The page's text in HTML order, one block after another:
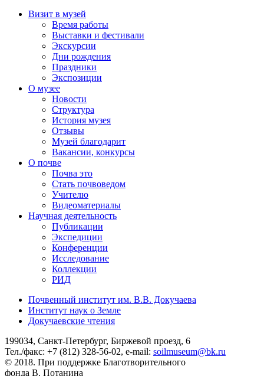
Визит в музей
Время работы
Выставки и фестивали
Экскурсии
Дни рождения
Праздники
Экспозиции
О музее
Новости
Структура
История музея
Отзывы
Музей благодарит
Вакансии, конкурсы
О почве
Почва это
Стать почвоведом
Учителю
Видеоматериалы
Научная деятельность
Публикации
Экспедиции
Конференции
Исследование
Коллекции
РИД
Почвенный институт им. В.В. Докучаева
Институт наук о Земле
Докучаевские чтения
199034, Санкт-Петербург, Биржевой проезд, 6
Тел./факс: +7 (812) 328-56-02, e-mail: soilmuseum@bk.ru
© 2018. При поддержке Благотворительного
фонда В. Потанина